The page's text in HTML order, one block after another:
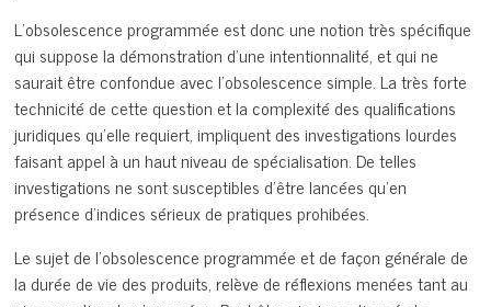
L’obsolescence programmée est donc une notion très spécifique
qui suppose la démonstration d’une intentionnalité, et qui ne
saurait être confondue avec l’obsolescence simple. La très forte
technicité de cette question et la complexité des qualifications
juridiques qu’elle requiert, impliquent des investigations lourdes
faisant appel à un haut niveau de spécialisation. De telles
investigations ne sont susceptibles d’être lancées qu’en
présence d’indices sérieux de pratiques prohibées.
Le sujet de l’obsolescence programmée et de façon générale de
la durée de vie des produits, relève de réflexions menées tant au